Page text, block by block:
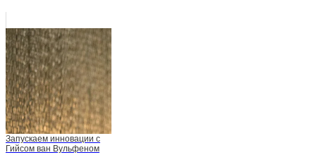
Запускаем инновации с
Гийсом ван Вульфеном